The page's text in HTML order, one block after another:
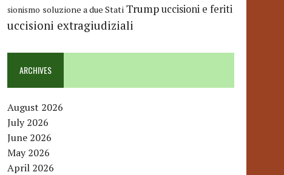
sionismo soluzione a due Stati Trumpuccisioni e feriti
uccisioni extragiudiziali
ARCHIVES
August 2026
July 2026
June 2026
May 2026
April 2026